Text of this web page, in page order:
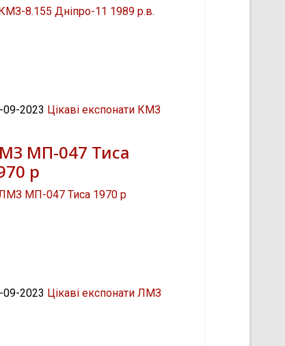
09-2023 Цікаві експонати КМЗ
МП-047 Тиса
р
09-2023 Цікаві експонати ЛМЗ